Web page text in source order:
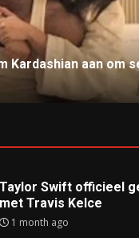
Kardashian aan om
Taylor Swift officieel
met Travis Kelce
1 month ago